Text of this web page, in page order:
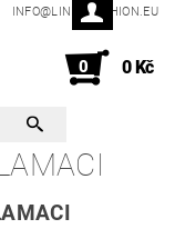
INFO@LINKYFASHION.EU
0 0 Kč